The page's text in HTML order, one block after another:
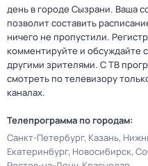
день в городе Сызрани. Ваша
позволит составить
ничего не пропустили.
комментируйте и обсуждайте
другими зрителями. С ТВ
смотреть по телевизору
каналах.
Телепрограмма по городам:
Санкт-Петербург Казань
Екатеринбург Новосибирск